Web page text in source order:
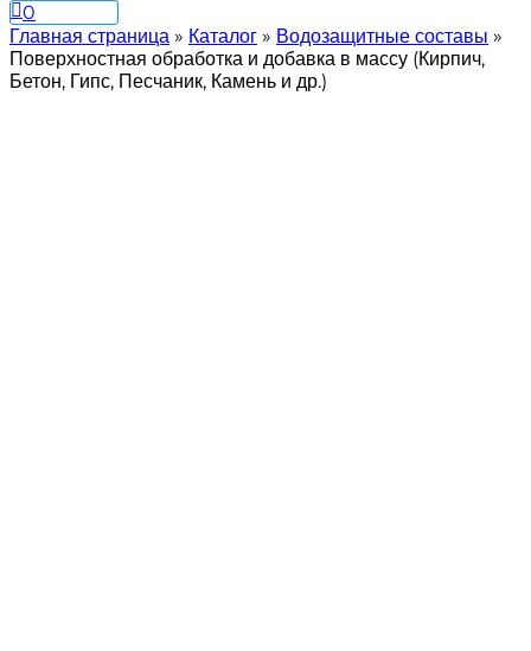
0
Главная страница » Каталог » Водозащитные составы »
Поверхностная обработка и добавка в массу (Кирпич,
Бетон, Гипс, Песчаник, Камень и др.)